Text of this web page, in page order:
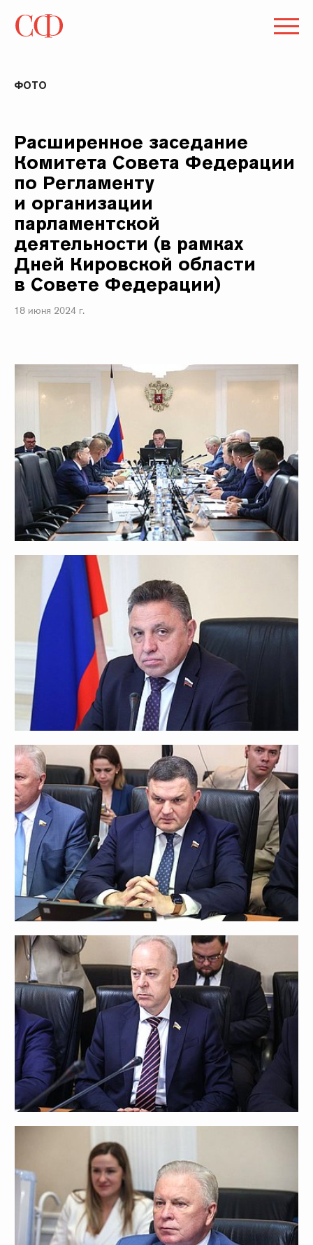
ФОТО
Расширенное заседание
Комитета Совета Федерации
по Регламенту
и организации
парламентской
деятельности (в рамках
Дней Кировской области
в Совете Федерации)
18 июня 2024 г.